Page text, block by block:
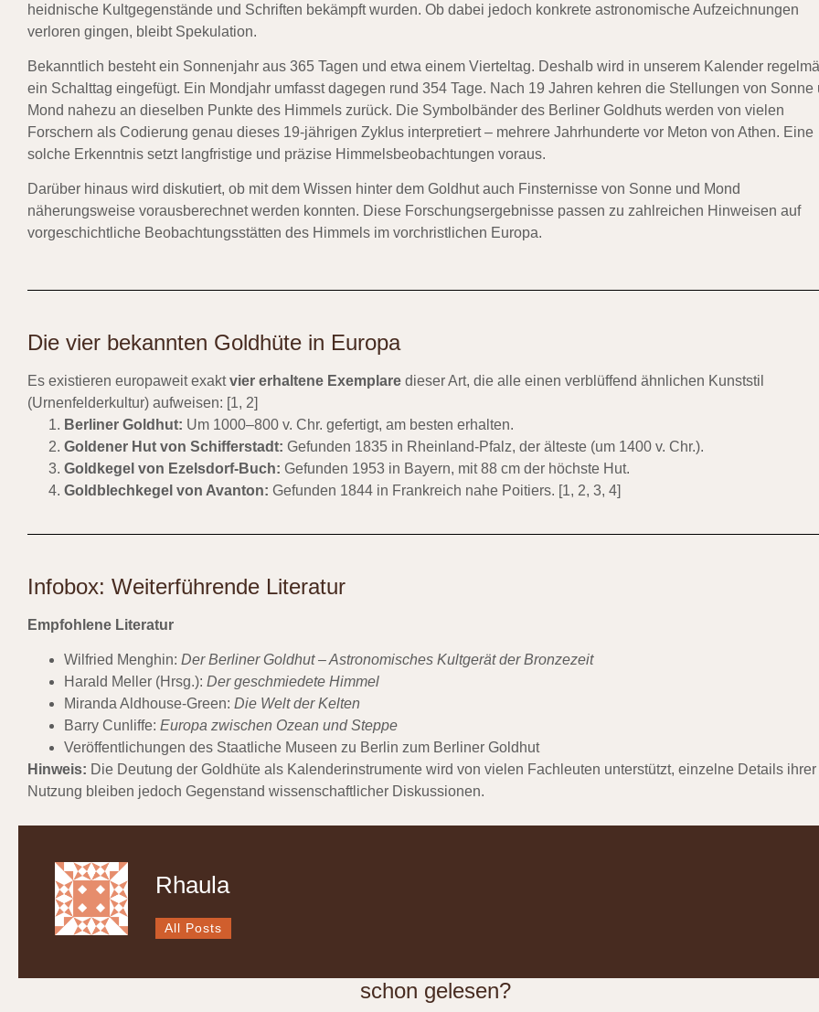
heidnische Kultgegenstände und Schriften bekämpft wurden. Ob dabei jedoch konkrete astronomische Aufzeichnungen
verloren gingen, bleibt Spekulation.
Bekanntlich besteht ein Sonnenjahr aus 365 Tagen und etwa einem Vierteltag. Deshalb wird in unserem Kalender
ein Schalttag eingefügt. Ein Mondjahr umfasst dagegen rund 354 Tage. Nach 19 Jahren kehren die Stellungen von Sonne
Mond nahezu an dieselben Punkte des Himmels zurück. Die Symbolbänder des Berliner Goldhuts werden von vielen
Forschern als Codierung genau dieses 19-jährigen Zyklus interpretiert – mehrere Jahrhunderte vor Meton von Athen. Eine
solche Erkenntnis setzt langfristige und präzise Himmelsbeobachtungen voraus.
Darüber hinaus wird diskutiert, ob mit dem Wissen hinter dem Goldhut auch Finsternisse von Sonne und Mond
näherungsweise vorausberechnet werden konnten. Diese Forschungsergebnisse passen zu zahlreichen Hinweisen auf
vorgeschichtliche Beobachtungsstätten des Himmels im vorchristlichen Europa.
Die vier bekannten Goldhüte in Europa
Es existieren europaweit exaktvier erhaltene Exemplare dieser Art, die alle einen verblüffend ähnlichen Kunststil
(Urnenfelderkultur) aufweisen: [1, 2]
Berliner Goldhut: Um 1000–800 v. Chr. gefertigt, am besten erhalten.
Goldener Hut von Schifferstadt: Gefunden 1835 in Rheinland-Pfalz, der älteste (um 1400 v. Chr.).
Goldkegel von Ezelsdorf-Buch: Gefunden 1953 in Bayern, mit 88 cm der höchste Hut.
Goldblechkegel von Avanton: Gefunden 1844 in Frankreich nahe Poitiers. [1, 2, 3, 4]
Infobox: Weiterführende Literatur
Empfohlene Literatur
Wilfried Menghin: Der Berliner Goldhut – Astronomisches Kultgerät der Bronzezeit
Harald Meller (Hrsg.): Der geschmiedete Himmel
Miranda Aldhouse-Green: Die Welt der Kelten
Barry Cunliffe: Europa zwischen Ozean und Steppe
Veröffentlichungen des Staatliche Museen zu Berlin zum Berliner Goldhut
Hinweis: Die Deutung der Goldhüte als Kalenderinstrumente wird von vielen Fachleuten unterstützt, einzelne Details ihrer
Nutzung bleiben jedoch Gegenstand wissenschaftlicher Diskussionen.
Rhaula
All Posts
schon gelesen?